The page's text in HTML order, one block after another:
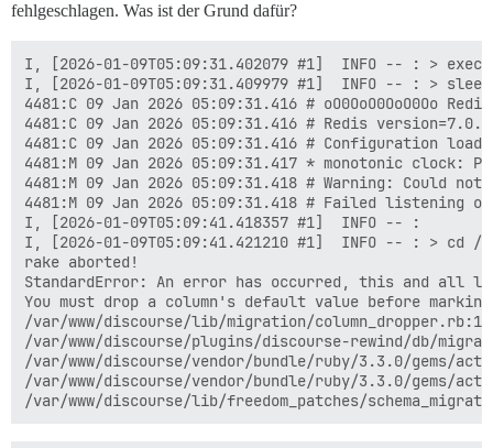
fehlgeschlagen. Was ist der Grund dafür?
I, [2026-01-09T05:09:31.402079 #1]  INFO -- : >
I, [2026-01-09T05:09:31.409979 #1]  INFO -- : >
4481:C 09 Jan 2026 05:09:31.416 # oO0OoO0OoO0Oo
4481:C 09 Jan 2026 05:09:31.416 # Redis
4481:C 09 Jan 2026 05:09:31.416 # Configuration
4481:M 09 Jan 2026 05:09:31.417 * monotonic clock:
4481:M 09 Jan 2026 05:09:31.418 # Warning: Could
4481:M 09 Jan 2026 05:09:31.418 # Failed listening
I, [2026-01-09T05:09:41.418357 #1]  INFO -- :
I, [2026-01-09T05:09:41.421210 #1]  INFO -- : > cd /
rake aborted!
StandardError: An error has occurred, this and all
You must drop a column's default value before
/var/www/discourse/lib/migration/
/var/www/discourse/plugins/discourse-rewind/db/
/var/www/discourse/vendor/bundle/ruby/3.3.0/gems/
/var/www/discourse/vendor/bundle/ruby/3.3.0/gems/